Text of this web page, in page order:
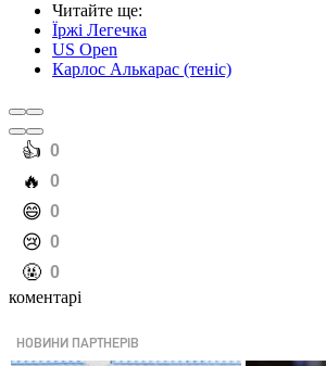
Читайте ще:
Їржі Легечка
US Open
Карлос Алькарас (теніс)
️👍 0
️🔥 0
️😄 0
️😢 0
️🤬 0
коментарі